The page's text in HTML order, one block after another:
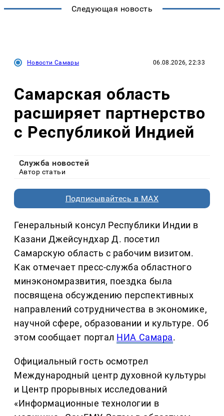
Следующая новость
Новости Самары 06.08.2026, 22:33
Самарская область
расширяет партнерство
с Республикой Индией
Служба новостей
Автор статьи
Подписывайтесь в MAX
Генеральный консул Республики Индии в
Казани Джейсундхар Д. посетил
Самарскую область с рабочим визитом.
Как отмечает пресс-служба областного
минэкономразвития, поездка была
посвящена обсуждению перспективных
направлений сотрудничества в экономике,
научной сфере, образовании и культуре. Об
этом сообщает портал НИА Самара.
Официальный гость осмотрел
Международный центр духовной культуры
и Центр прорывных исследований
«Информационные технологии в